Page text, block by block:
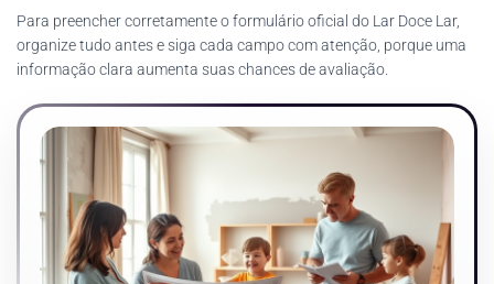
Para preencher corretamente o formulário oficial do Lar Doce Lar,
organize tudo antes e siga cada campo com atenção, porque uma
informação clara aumenta suas chances de avaliação.